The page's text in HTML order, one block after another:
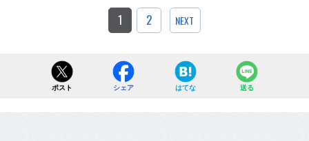
1 2 NEXT
ポスト シェア はてな 送る